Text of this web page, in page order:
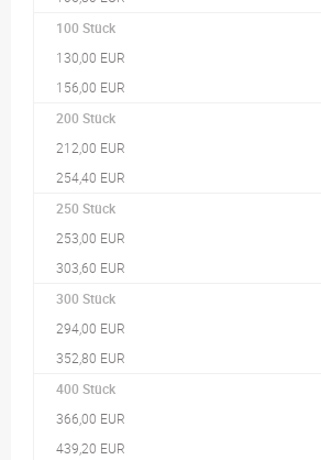
100 Stück
130,00 EUR
156,00 EUR
200 Stück
212,00 EUR
254,40 EUR
250 Stück
253,00 EUR
303,60 EUR
300 Stück
294,00 EUR
352,80 EUR
400 Stück
366,00 EUR
439,20 EUR